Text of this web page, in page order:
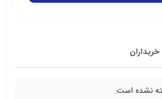
نشده است.